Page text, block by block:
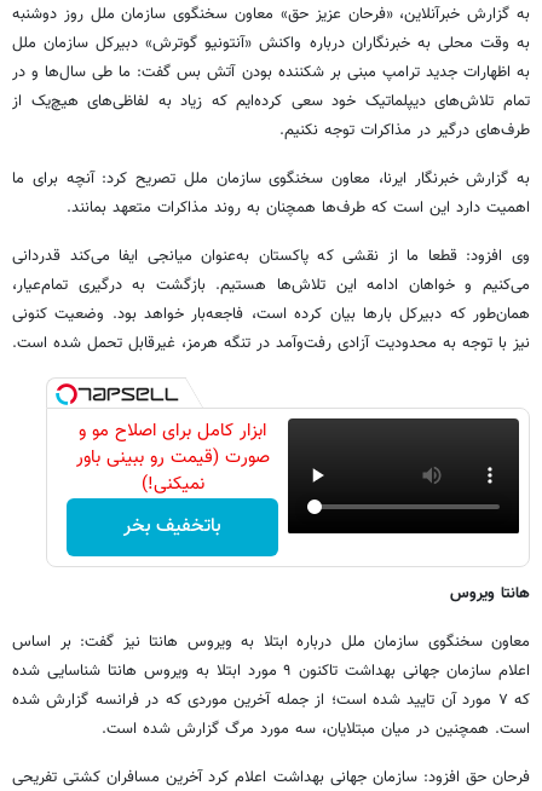
به گزارش خبرآنلاین، «فرحان عزیز حق» معاون سخنگوی سازمان ملل روز دوشنبه
به وقت محلی به خبرنگاران درباره واکنش «آنتونیو گوترش» دبیرکل سازمان ملل
به اظهارات جدید ترامپ مبنی بر شکننده بودن آتش بس گفت: ما طی سال‌ها و در
تمام تلاش‌های دیپلماتیک خود سعی کرده‌ایم که زیاد به لفاظی‌های هیچ‌یک از
طرف‌های درگیر در مذاکرات توجه نکنیم.
به گزارش خبرنگار ایرنا، معاون سخنگوی سازمان ملل تصریح کرد: آنچه برای ما
اهمیت دارد این است که طرف‌ها همچنان به روند مذاکرات متعهد بمانند.
وی افزود: قطعا ما از نقشی که پاکستان به‌عنوان میانجی ایفا می‌کند قدردانی
می‌کنیم و خواهان ادامه این تلاش‌ها هستیم. بازگشت به درگیری تمام‌عیار،
همان‌طور که دبیرکل بارها بیان کرده است، فاجعه‌بار خواهد بود. وضعیت کنونی
نیز با توجه به محدودیت آزادی رفت‌وآمد در تنگه هرمز، غیرقابل تحمل شده است.
ابزار کامل برای اصلاح مو و
صورت (قیمت رو ببینی باور
نمیکنی!)
باتخفیف بخر
هانتا ویروس
معاون سخنگوی سازمان ملل درباره ابتلا به ویروس هانتا نیز گفت: بر اساس
اعلام سازمان جهانی بهداشت تاکنون ۹ مورد ابتلا به ویروس هانتا شناسایی شده
که ۷ مورد آن تایید شده است؛ از جمله آخرین موردی که در فرانسه گزارش شده
است. همچنین در میان مبتلایان، سه مورد مرگ گزارش شده است.
فرحان حق افزود: سازمان جهانی بهداشت اعلام کرد آخرین مسافران کشتی تفریحی